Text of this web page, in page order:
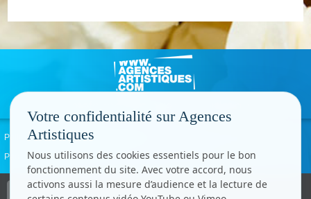
Politique de confidentialité
Paramètres cookies
Copyright © CC.Comunication
Votre confidentialité sur Agences
Artistiques
Nous utilisons des cookies essentiels pour le bon
fonctionnement du site. Avec votre accord, nous
activons aussi la mesure d’audience et la lecture de